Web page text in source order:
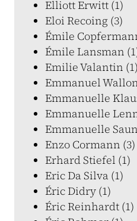
Elliott Erwitt (1)
Eloi Recoing (3)
Émile
Émile Lansman
Emilie Valantin (1)
Emmanuel
Emmanuelle
Emmanuelle
Emmanuelle
Enzo Cormann (3)
Erhard Stiefel (1)
Eric Da Silva (1)
Éric Didry (1)
Éric Reinhardt (1)